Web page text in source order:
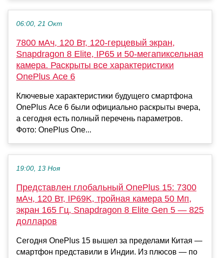
06:00, 21 Окт
7800 мАч, 120 Вт, 120-герцевый экран,
Snapdragon 8 Elite, IP65 и 50-мегапиксельная
камера. Раскрыты все характеристики
OnePlus Ace 6
Ключевые характеристики будущего смартфона
OnePlus Ace 6 были официально раскрыты вчера,
а сегодня есть полный перечень параметров.
Фото: OnePlus One...
19:00, 13 Ноя
Представлен глобальный OnePlus 15: 7300
мАч, 120 Вт, IP69K, тройная камера 50 Мп,
экран 165 Гц, Snapdragon 8 Elite Gen 5 — 825
долларов
Сегодня OnePlus 15 вышел за пределами Китая —
смартфон представили в Индии. Из плюсов — по